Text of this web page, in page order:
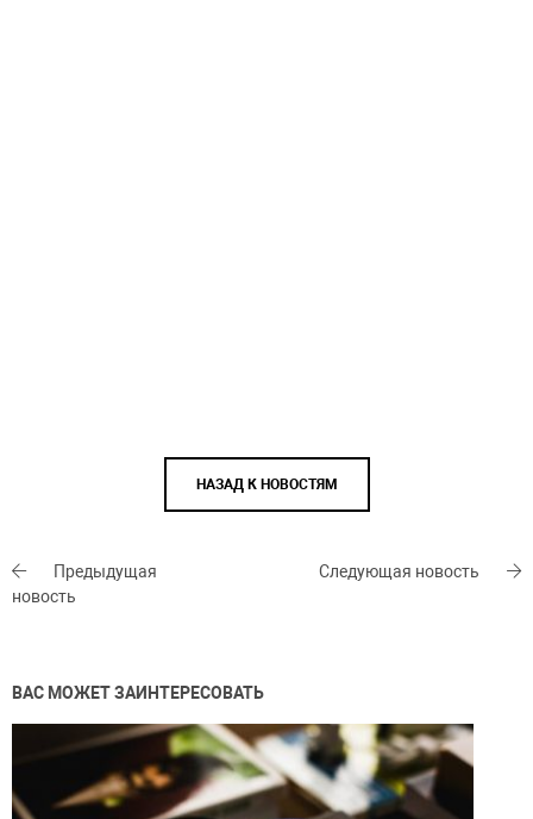
НАЗАД К НОВОСТЯМ
Предыдущая
новость
Следующая новость
ВАС МОЖЕТ ЗАИНТЕРЕСОВАТЬ